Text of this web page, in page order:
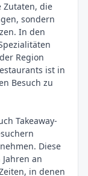
Zutaten, die
sondern
In den
Region
ist in
Besuch zu
Takeaway-
Diese
an
in denen